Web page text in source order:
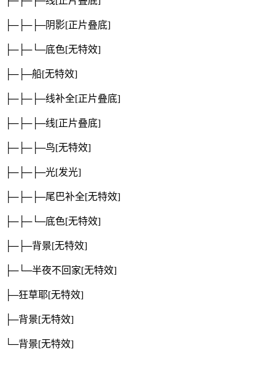
├─├─├─阴影[正片叠底]
├─├─└─底色[无特效]
├─├─船[无特效]
├─├─├─线补全[正片叠底]
├─├─├─线[正片叠底]
├─├─├─鸟[无特效]
├─├─├─光[发光]
├─├─├─尾巴补全[无特效]
├─├─└─底色[无特效]
├─├─背景[无特效]
├─└─半夜不回家[无特效]
├─狂草耶[无特效]
├─背景[无特效]
└─背景[无特效]